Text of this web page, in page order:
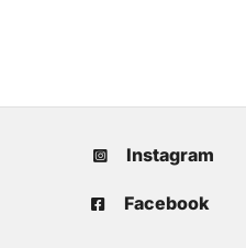
Instagram
Facebook